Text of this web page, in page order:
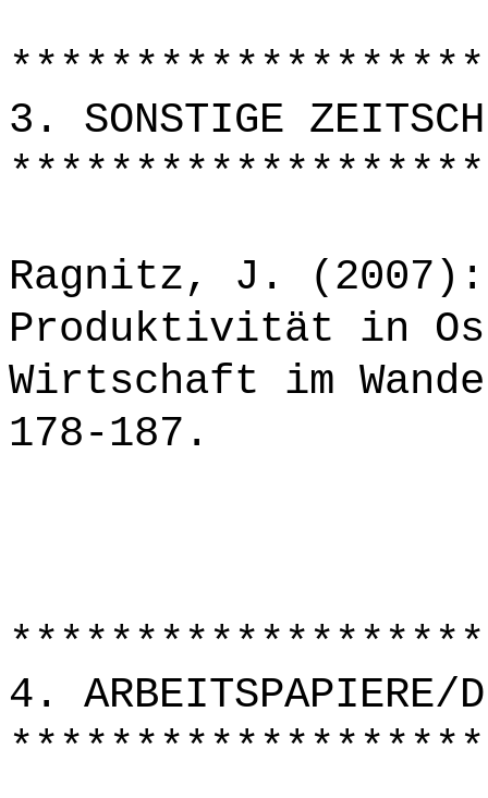
3. SONSTIGE
Ragnitz, J. (2007):
Produktivität in
Wirtschaft im
178-187.
4. ARBEITSPAPIERE/